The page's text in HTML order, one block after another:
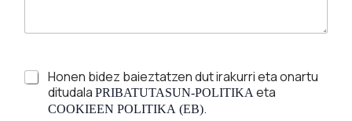
Honen bidez baieztatzen dut irakurri eta onartu
ditudala PRIBATUTASUN-POLITIKA eta
COOKIEEN POLITIKA (EB).